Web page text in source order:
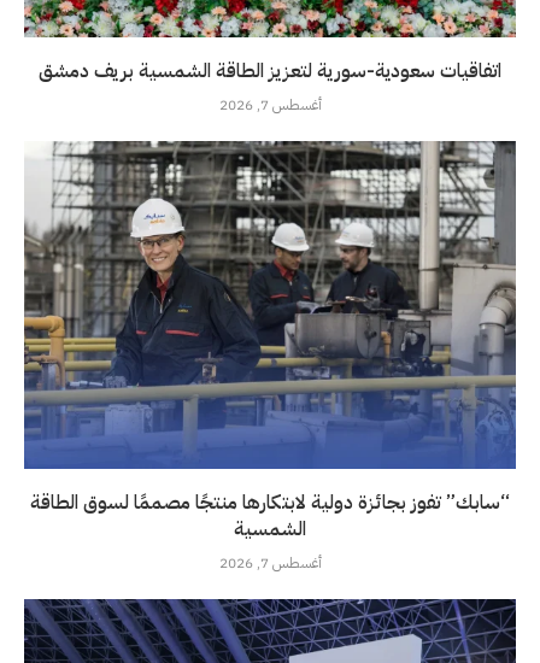
اتفاقيات سعودية-سورية لتعزيز الطاقة الشمسية بريف دمشق
أغسطس 7, 2026
“سابك” تفوز بجائزة دولية لابتكارها منتجًا مصممًا لسوق الطاقة
الشمسية
أغسطس 7, 2026